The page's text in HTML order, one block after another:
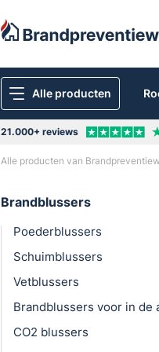
Alle producten
21.000+ reviews
Alle producten van
Brandblussers
Poederblussers
Schuimblussers
Vetblussers
Brandblussers voor in de
CO2 blussers